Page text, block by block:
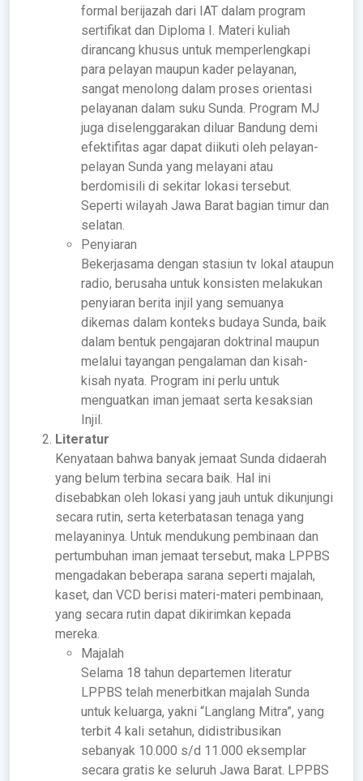
formal berijazah dari IAT dalam program
sertifikat dan Diploma I. Materi kuliah
dirancang khusus untuk memperlengkapi
para pelayan maupun kader pelayanan,
sangat menolong dalam proses orientasi
pelayanan dalam suku Sunda. Program MJ
juga diselenggarakan diluar Bandung demi
efektifitas agar dapat diikuti oleh pelayan-
pelayan Sunda yang melayani atau
berdomisili di sekitar lokasi tersebut.
Seperti wilayah Jawa Barat bagian timur dan
selatan.
Penyiaran
Bekerjasama dengan stasiun tv lokal ataupun
radio, berusaha untuk konsisten melakukan
penyiaran berita injil yang semuanya
dikemas dalam konteks budaya Sunda, baik
dalam bentuk pengajaran doktrinal maupun
melalui tayangan pengalaman dan kisah-
kisah nyata. Program ini perlu untuk
menguatkan iman jemaat serta kesaksian
Injil.
Literatur
Kenyataan bahwa banyak jemaat Sunda didaerah
yang belum terbina secara baik. Hal ini
disebabkan oleh lokasi yang jauh untuk dikunjungi
secara rutin, serta keterbatasan tenaga yang
melayaninya. Untuk mendukung pembinaan dan
pertumbuhan iman jemaat tersebut, maka LPPBS
mengadakan beberapa sarana seperti majalah,
kaset, dan VCD berisi materi-materi pembinaan,
yang secara rutin dapat dikirimkan kepada
mereka.
Majalah
Selama 18 tahun departemen literatur
LPPBS telah menerbitkan majalah Sunda
untuk keluarga, yakni “Langlang Mitra”, yang
terbit 4 kali setahun, didistribusikan
sebanyak 10.000 s/d 11.000 eksemplar
secara gratis ke seluruh Jawa Barat. LPPBS